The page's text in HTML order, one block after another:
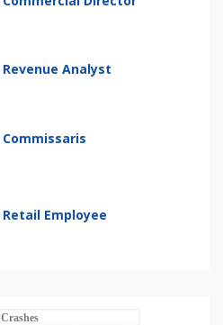
Revenue Analyst
Commissaris
Retail Employee
Crashes